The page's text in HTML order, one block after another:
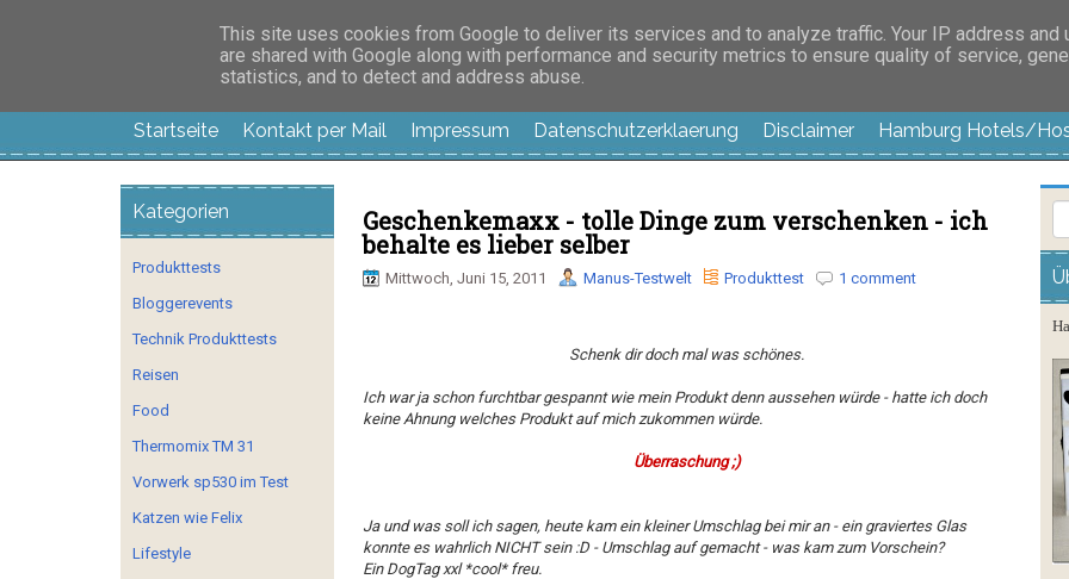
Manus Testwelt, alles außer langweilig
Startseite Kontakt per Mail Impressum Datenschutzerklaerung Disclaimer Hamburg Hotels/
Geschenkemaxx - tolle Dinge zum verschenken - ich
behalte es lieber selber
Mittwoch, Juni 15, 2011 Manus-Testwelt Produkttest 1 comment
Schenk dir doch mal was schönes.
Ich war ja schon furchtbar gespannt wie mein Produkt denn aussehen würde - hatte ich doch
keine Ahnung welches Produkt auf mich zukommen würde.
Überraschung ;)
Ja und was soll ich sagen, heute kam ein kleiner Umschlag bei mir an - ein graviertes Glas
konnte es wahrlich NICHT sein :D - Umschlag auf gemacht - was kam zum Vorschein?
Ein DogTag xxl *cool* freu.
Kategorien
Produkttests
Bloggerevents
Technik Produkttests
Reisen
Food
Thermomix TM 31
Vorwerk sp530 im Test
Katzen wie Felix
Lifestyle
This site uses cookies from Google to deliver its services and to analyze traffic. Your IP address and
are shared with Google along with performance and security metrics to ensure quality of service,
statistics, and to detect and address abuse.